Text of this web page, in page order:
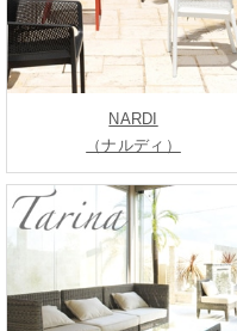
NARDI
（ナルディ）